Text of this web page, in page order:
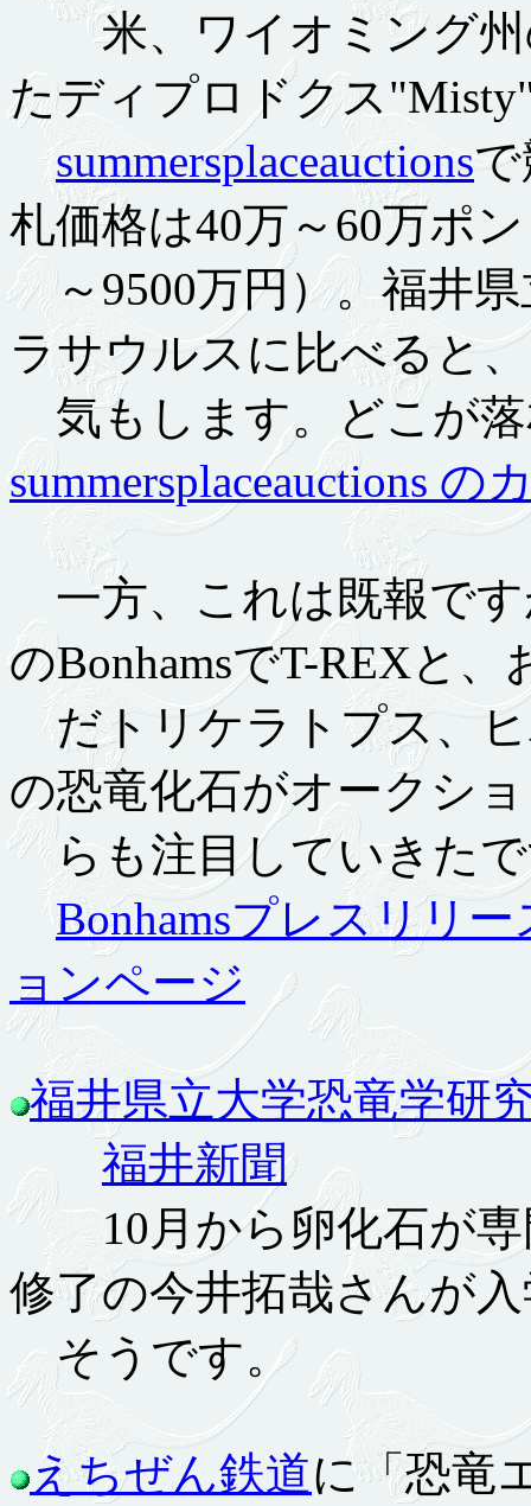
米、ワイオミング州
たディプロドクス
summersplaceauctions
札価格は40万～60万ポ
～9500万円）。福井県
ラサウルスに比べると
気もします。どこが
summersplaceauctions の
一方、これは既報です
のBonhamsでT-REXと
だトリケラトプス、
の恐竜化石がオークシ
らも注目していきたで
Bonhamsプレスリリー
ョンページ
福井県立大学恐竜学研
福井新聞
10月から卵化石が専
修了の今井拓哉さんが
そうです。
えちぜん鉄道に「恐竜